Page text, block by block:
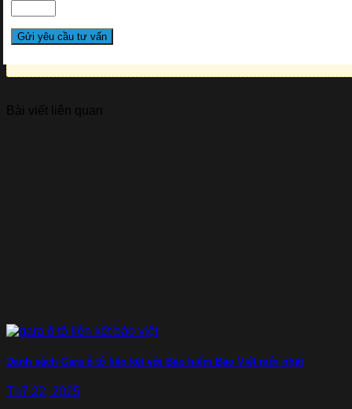
Bài viết liên quan
Danh sách Gara ô tô liên kết với Bảo hiểm Bảo Việt mới nhất
Th7 22, 2025